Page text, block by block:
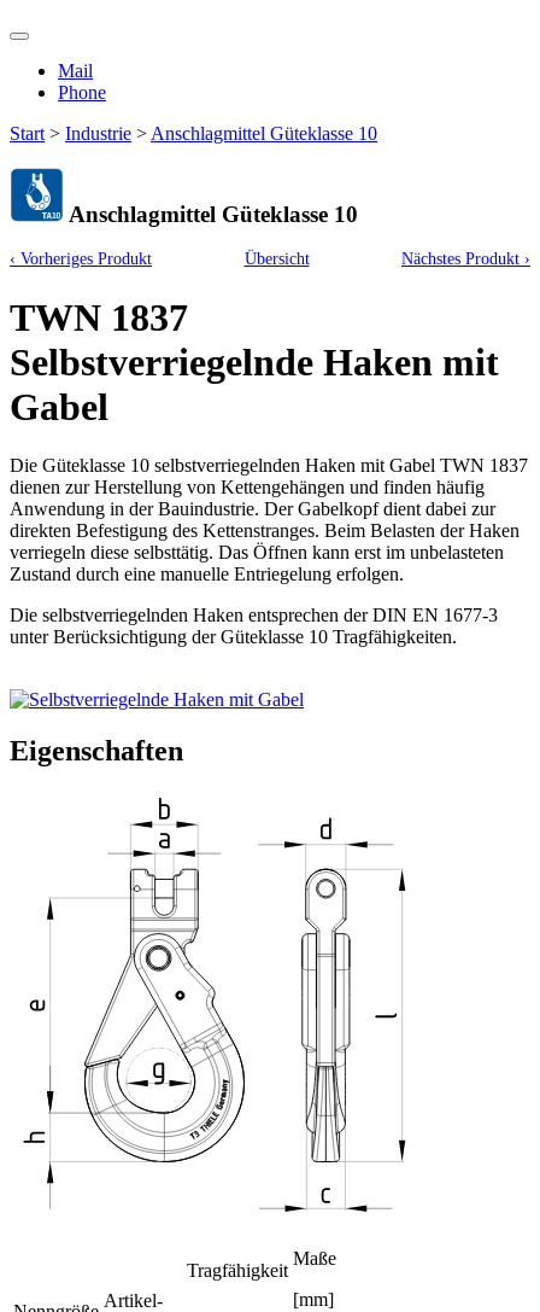
Mail
Phone
Start > Industrie > Anschlagmittel Güteklasse 10
Anschlagmittel Güteklasse 10
‹ Vorheriges Produkt Übersicht Nächstes Produkt ›
TWN 1837
Selbstverriegelnde Haken mit
Gabel
Die Güteklasse 10 selbstverriegelnden Haken mit Gabel TWN 1837
dienen zur Herstellung von Kettengehängen und finden häufig
Anwendung in der Bauindustrie. Der Gabelkopf dient dabei zur
direkten Befestigung des Kettenstranges. Beim Belasten der Haken
verriegeln diese selbsttätig. Das Öffnen kann erst im unbelasteten
Zustand durch eine manuelle Entriegelung erfolgen.
Die selbstverriegelnden Haken entsprechen der DIN EN 1677-3
unter Berücksichtigung der Güteklasse 10 Tragfähigkeiten.
Eigenschaften
Artikel-
Tragfähigkeit
Maße
[mm]